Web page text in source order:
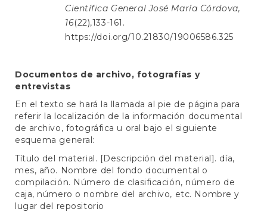
Científica General José María Córdova,
16(22),133-161.
https://doi.org/10.21830/19006586.325
Documentos de archivo, fotografías y
entrevistas
En el texto se hará la llamada al pie de página para
referir la localización de la información documental
de archivo, fotográfica u oral bajo el siguiente
esquema general:
Título del material. [Descripción del material]. día,
mes, año. Nombre del fondo documental o
compilación. Número de clasificación, número de
caja, número o nombre del archivo, etc. Nombre y
lugar del repositorio